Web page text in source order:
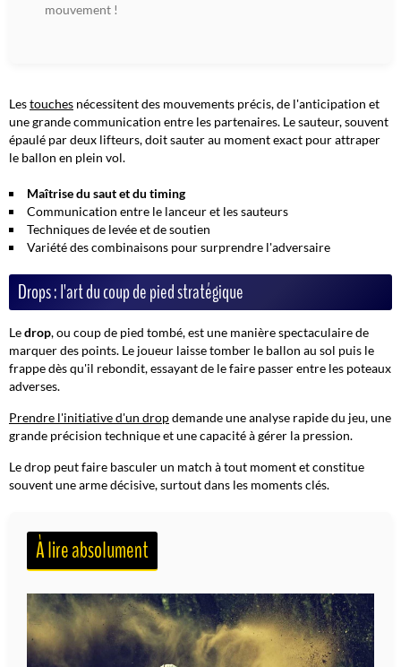
mouvement !
Lestouches nécessitent des mouvements précis, de l'anticipation et
une grande communication entre les partenaires. Le sauteur, souvent
épaulé par deux lifteurs, doit sauter au moment exact pour attraper
le ballon en plein vol.
Maîtrise du saut et du timing
Communication entre le lanceur et les sauteurs
Techniques de levée et de soutien
Variété des combinaisons pour surprendre l'adversaire
Drops : l'art du coup de pied stratégique
Ledrop, ou coup de pied tombé, est une manière spectaculaire de
marquer des points. Le joueur laisse tomber le ballon au sol puis le
frappe dès qu'il rebondit, essayant de le faire passer entre les poteaux
adverses.
Prendre l'initiative d'un dropdemande une analyse rapide du jeu, une
grande précision technique et une capacité à gérer la pression.
Le drop peut faire basculer un match à tout moment et constitue
souvent une arme décisive, surtout dans les moments clés.
À lire absolument